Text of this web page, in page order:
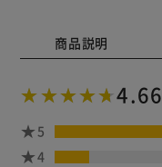
商品説明
4.66
5
4